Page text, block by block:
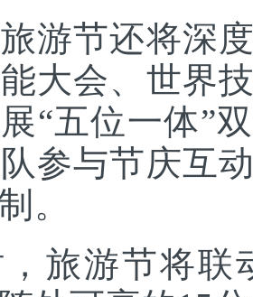
节还将深度
大会、世界
“五位一体”
参与节庆互
。
游节将联